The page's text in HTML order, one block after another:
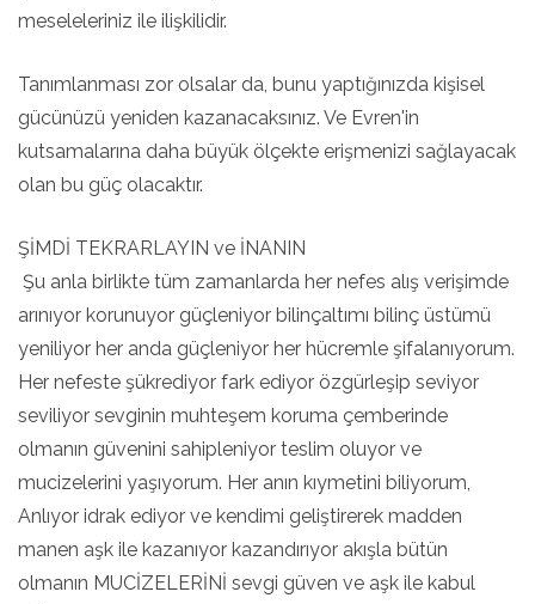
meseleleriniz ile ilişkilidir.
Tanımlanması zor olsalar da, bunu yaptığınızda kişisel
gücünüzü yeniden kazanacaksınız. Ve Evren'in
kutsamalarına daha büyük ölçekte erişmenizi sağlayacak
olan bu güç olacaktır.
ŞİMDİ TEKRARLAYIN ve İNANIN
Şu anla birlikte tüm zamanlarda her nefes alış verişimde
arınıyor korunuyor güçleniyor bilinçaltımı bilinç üstümü
yeniliyor her anda güçleniyor her hücremle şifalanıyorum.
Her nefeste şükrediyor fark ediyor özgürleşip seviyor
seviliyor sevginin muhteşem koruma çemberinde
olmanın güvenini sahipleniyor teslim oluyor ve
mucizelerini yaşıyorum. Her anın kıymetini biliyorum,
Anlıyor idrak ediyor ve kendimi geliştirerek madden
manen aşk ile kazanıyor kazandırıyor akışla bütün
olmanın MUCİZELERİNİ sevgi güven ve aşk ile kabul